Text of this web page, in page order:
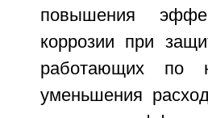
повышения
коррозии при
работающих по
уменьшения